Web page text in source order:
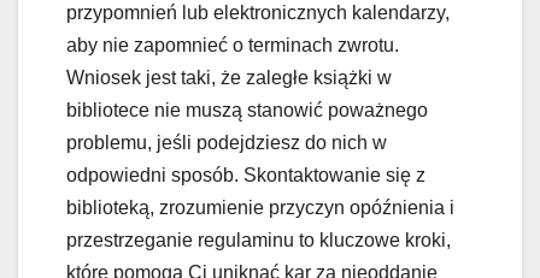
przypomnień lub elektronicznych kalendarzy,
aby nie zapomnieć o terminach zwrotu.
Wniosek jest taki, że zaległe książki w
bibliotece nie muszą stanowić poważnego
problemu, jeśli podejdziesz do nich w
odpowiedni sposób. Skontaktowanie się z
biblioteką, zrozumienie przyczyn opóźnienia i
przestrzeganie regulaminu to kluczowe kroki,
które pomogą Ci uniknąć kar za nieoddanie